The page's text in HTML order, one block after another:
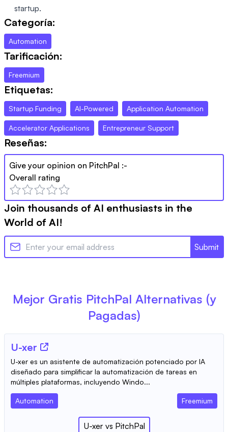
startup.
Categoría:
Automation
Tarificación:
Freemium
Etiquetas:
Startup Funding AI-Powered Application Automation
Accelerator Applications Entrepreneur Support
Reseñas:
Give your opinion on PitchPal :-
Overall rating
Join thousands of AI enthusiasts in the
World of AI!
Submit
Mejor Gratis PitchPal Alternativas (y
Pagadas)
U-xer
U-xer es un asistente de automatización potenciado por IA
diseñado para simplificar la automatización de tareas en
múltiples plataformas, incluyendo Windo...
Automation Freemium
U-xer vs PitchPal